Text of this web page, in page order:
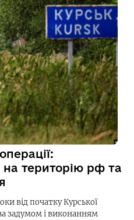
на територію рф та
від початку Курської
задумом і виконанням